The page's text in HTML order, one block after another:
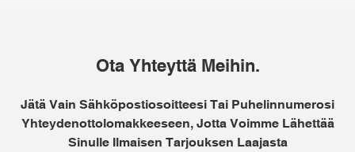
Ota Yhteyttä Meihin.
Jätä Vain Sähköpostiosoitteesi Tai Puhelinnumerosi
Yhteydenottolomakkeeseen, Jotta Voimme Lähettää
Sinulle Ilmaisen Tarjouksen Laajasta